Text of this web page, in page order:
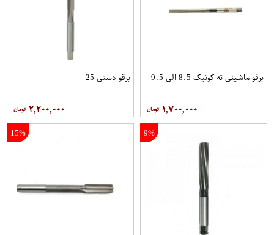
برقو ماشینی ته کونیک 8.5 الی 9.5
۱,۷۰۰,۰۰۰
برقو دستی 25
۲,۲۰۰,۰۰۰
9%
15%